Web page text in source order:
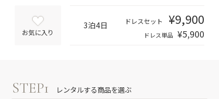
お気に入り
3泊4日 ドレスセット ¥9,900
ドレス単品 ¥5,900
STEP1 レンタルする商品を選ぶ